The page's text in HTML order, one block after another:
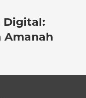
Digital:
Amanah